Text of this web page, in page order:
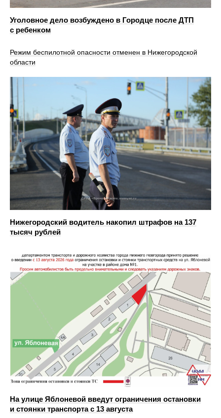
Уголовное дело возбуждено в Городце после ДТП
с ребенком
Режим беспилотной опасности отменен в Нижегородской
области
Нижегородский водитель накопил штрафов на 137
тысяч рублей
На улице Яблоневой введут ограничения остановки
и стоянки транспорта с 13 августа